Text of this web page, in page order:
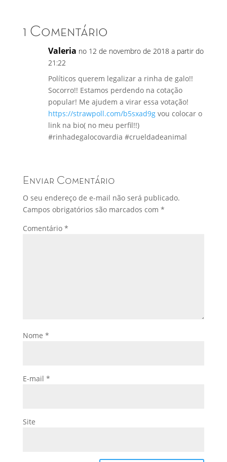
1 Comentário
Valeria no 12 de novembro de 2018 a partir do
21:22
Políticos querem legalizar a rinha de galo!!
Socorro!! Estamos perdendo na cotação
popular! Me ajudem a virar essa votação!
https://strawpoll.com/b5sxad9gvou colocar o
link na bio( no meu perfil!!)
#rinhadegalocovardia #crueldadeanimal
Enviar Comentário
O seu endereço de e-mail não será publicado.
Campos obrigatórios são marcados com *
Comentário *
Nome *
E-mail *
Site